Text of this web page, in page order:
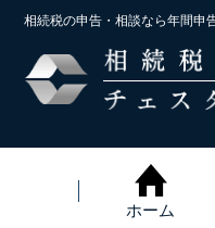
相続税の申告・相談なら年間申
ホーム